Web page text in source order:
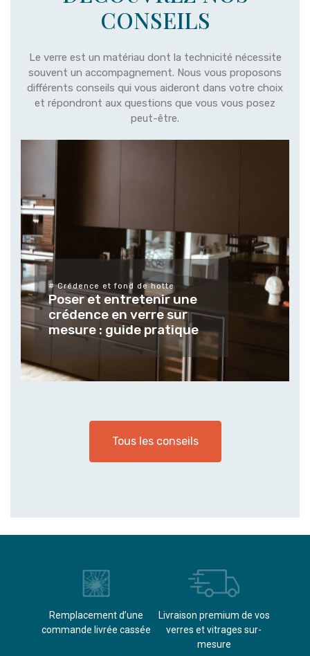
CONSEILS
Le verre est un matériau dont la technicité nécessite
souvent un accompagnement. Nous vous proposons
différents conseils qui vous aideront dans votre choix
et répondront aux questions que vous vous posez
peut-être.
# Crédence et fond de hotte
Poser et entretenir une
crédence en verre sur
mesure : guide pratique
Tous les conseils
Remplacement d’une
commande livrée cassée​
Livraison premium de vos
verres et vitrages sur-
mesure